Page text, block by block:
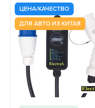
ЦЕНА/КАЧЕСТВО
ДЛЯ АВТО ИЗ КИТАЯ